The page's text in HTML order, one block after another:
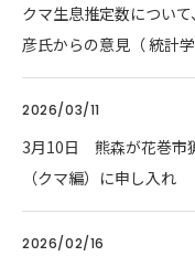
クマ生息推定数につい
彦氏からの意見（ 統計学
2026/03/11
3月10日 熊森が花巻市
（クマ編）に申し入れ
2026/02/16